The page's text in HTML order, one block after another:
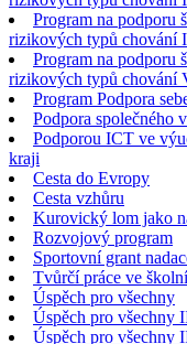
Program na podporu
rizikových typů chování
Program na podporu
rizikových typů chování
Program Podpora
Podpora společného
Podporou ICT ve
kraji
Cesta do Evropy
Cesta vzhůru
Kurovický lom jako
Rozvojový program
Sportovní grant
Tvůrčí práce ve
Úspěch pro všechny
Úspěch pro všechny
Úspěch pro všechny